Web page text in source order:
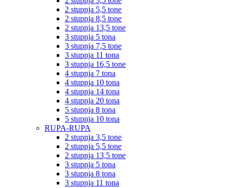
2 stupnja 5,5 tone
2 stupnja 8,5 tone
2 stupnja 13,5 tone
3 stupnja 5 tona
3 stupnja 7,5 tone
3 stupnja 11 tona
3 stupnja 16,5 tone
4 stupnja 7 tona
4 stupnja 10 tona
4 stupnja 14 tona
4 stupnja 20 tona
5 stupnja 8 tona
5 stupnja 10 tona
RUPA-RUPA
2 stupnja 3,5 tone
2 stupnja 5,5 tone
2 stupnja 13,5 tone
3 stupnja 5 tona
3 stupnja 8 tona
3 stupnja 11 tona